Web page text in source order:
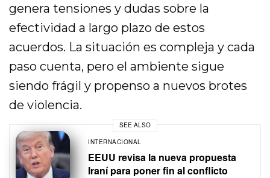
genera tensiones y dudas sobre la
efectividad a largo plazo de estos
acuerdos. La situación es compleja y cada
paso cuenta, pero el ambiente sigue
siendo frágil y propenso a nuevos brotes
de violencia.
SEE ALSO
INTERNACIONAL
EEUU revisa la nueva propuesta
Iraní para poner fin al conflicto